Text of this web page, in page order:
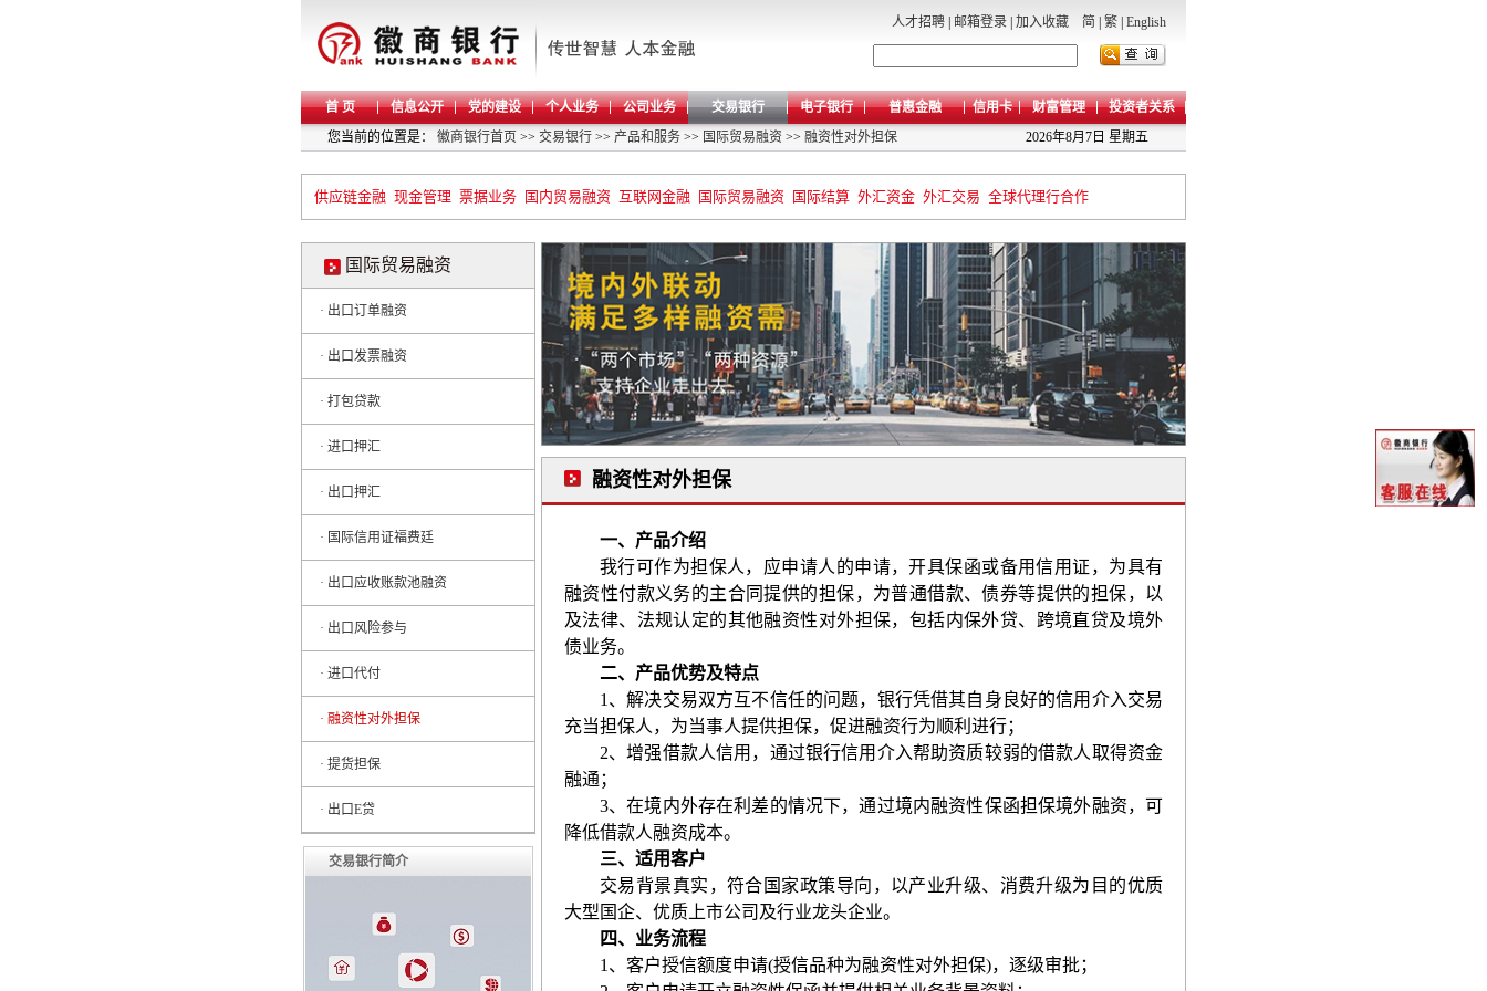
人才招聘 邮箱登录 加入收藏 简 繁 English
首 页 信息公开 党的建设 个人业务 公司业务 交易银行 电子银行 普惠金融 信用卡 财富管理
投资者关系
您当前的位置是： 徽商银行首页 >> 交易银行 >> 产品和服务 >> 国际贸易融资 >> 融资性对外担保 2026年8月7日 星期五
供应链金融 现金管理 票据业务 国内贸易融资 互联网金融 国际贸易融资 国际结算 外汇资金 外汇交易 全球代理行合作
国际贸易融资
· 出口订单融资
· 出口发票融资
· 打包贷款
· 进口押汇
· 出口押汇
· 国际信用证福费廷
· 出口应收账款池融资
· 出口风险参与
· 进口代付
· 融资性对外担保
· 提货担保
· 出口E贷
交易银行简介
融资性对外担保
一、产品介绍
我行可作为担保人，应申请人的申请，开具保函或备用信用证，为具有
融资性付款义务的主合同提供的担保，为普通借款、债券等提供的担保，以
及法律、法规认定的其他融资性对外担保，包括内保外贷、跨境直贷及境外
债业务。
二、产品优势及特点
1 、解决交易双方互不信任的问题，银行凭借其自身良好的信用介入交易
充当担保人，为当事人提供担保，促进融资行为顺利进行；
2、增强借款人信用，通过银行信用介入帮助资质较弱的借款人取得资金
融通；
3、在境内外存在利差的情况下，通过境内融资性保函担保境外融资，可
降低借款人融资成本。
三、适用客户
交易背景真实，符合国家政策导向，以产业升级、消费升级为目的优质
大型国企、优质上市公司及行业龙头企业。
四、业务流程
1 、客户授信额度申请(授信品种为融资性对外担保)，逐级审批；